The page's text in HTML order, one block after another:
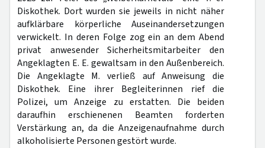
Diskothek. Dort wurden sie jeweils in nicht näher
aufklärbare körperliche Auseinandersetzungen
verwickelt. In deren Folge zog ein an dem Abend
privat anwesender Sicherheitsmitarbeiter den
Angeklagten E. E. gewaltsam in den Außenbereich.
Die Angeklagte M. verließ auf Anweisung die
Diskothek. Eine ihrer Begleiterinnen rief die
Polizei, um Anzeige zu erstatten. Die beiden
daraufhin erschienenen Beamten forderten
Verstärkung an, da die Anzeigenaufnahme durch
alkoholisierte Personen gestört wurde.